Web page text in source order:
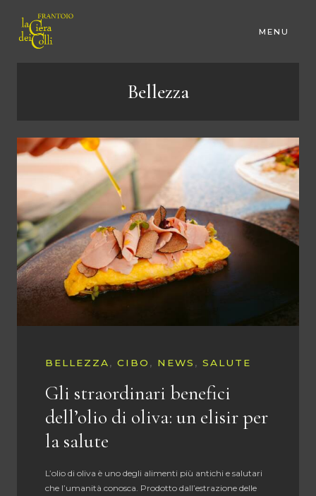
MENU
Bellezza
BELLEZZA, CIBO , NEWS , SALUTE
Gli straordinari benefici
dell’olio di oliva: un elisir per
la salute
L’olio di oliva è uno degli alimenti più antichi e salutari
che l’umanità conosca. Prodotto dall’estrazione delle